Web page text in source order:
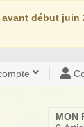
début
MON